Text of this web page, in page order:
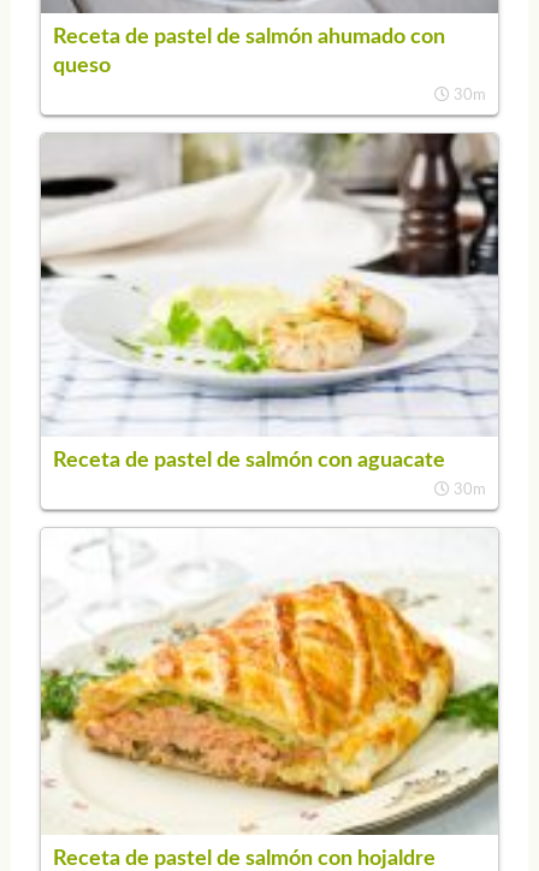
Receta de pastel de salmón ahumado con
queso
30m
Receta de pastel de salmón con aguacate
30m
Receta de pastel de salmón con hojaldre